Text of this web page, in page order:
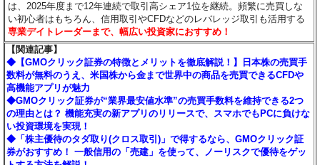
は、2025年度まで12年連続で取引高シェア1位を継続。頻繁に売買しな
い初心者はもちろん、信用取引やCFDなどのレバレッジ取引も活用する
専業デイトレーダーまで、幅広い投資家におすすめ！
【関連記事】
◆【GMOクリック証券の特徴とメリットを徹底解説！】日本株の売買手
数料が無料のうえ、米国株から金まで世界中の商品を売買できるCFDや
高機能アプリが魅力
◆GMOクリック証券が“業界最安値水準”の売買手数料を維持できる2つ
の理由とは？ 機能充実の新アプリのリリースで、スマホでもPCに負けな
い投資環境を実現！
◆「株主優待のタダ取り(クロス取引)」で得するなら、GMOクリック証
券がおすすめ！ 一般信用の「売建」を使って、ノーリスクで優待をゲッ